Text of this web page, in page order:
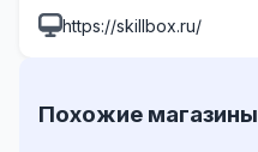
https://skillbox.ru/
Похожие магазины